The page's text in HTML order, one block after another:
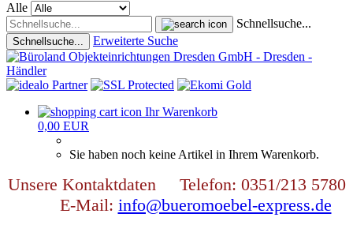
Alle
Schnellsuche...
Schnellsuche... Erweiterte Suche
Ihr Warenkorb
0,00 EUR
Sie haben noch keine Artikel in Ihrem Warenkorb.
Unsere Kontaktdaten Telefon: 0351/213 5780
E-Mail: info@bueromoebel-express.de